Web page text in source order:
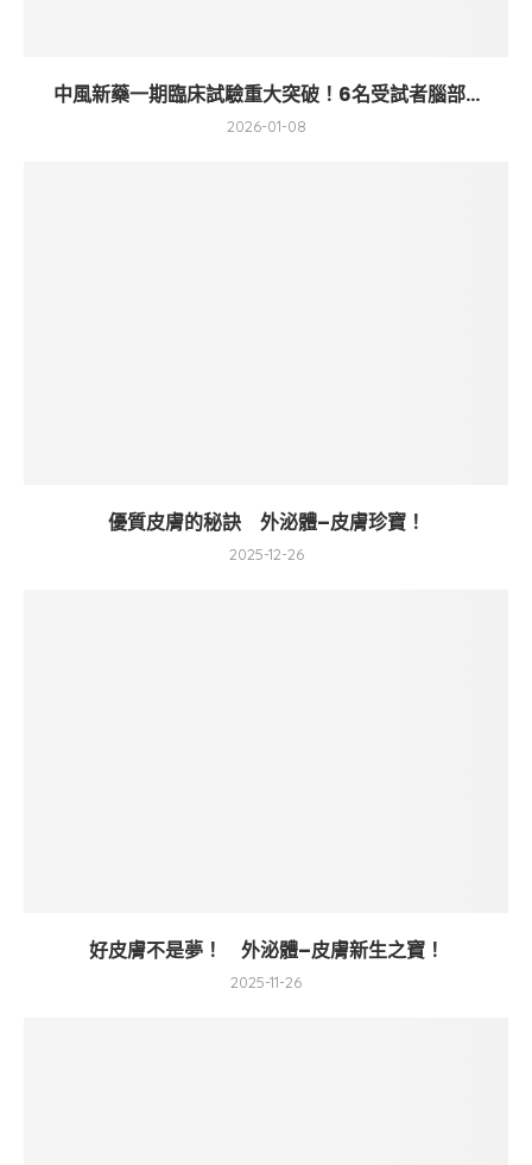
中風新藥一期臨床試驗重大突破！6名受試者腦部...
2026-01-08
優質皮膚的秘訣 外泌體–皮膚珍寶！
2025-12-26
好皮膚不是夢！ 外泌體–皮膚新生之寶！
2025-11-26